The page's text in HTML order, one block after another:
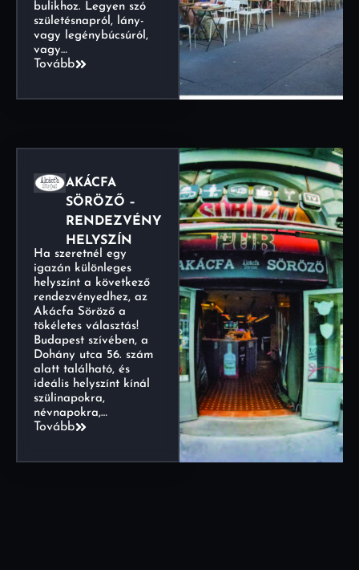
bulikhoz. Legyen szó
születésnapról, lány-
vagy legénybúcsúról,
vagy…
Tovább
AKÁCFA
SÖRÖZŐ –
RENDEZVÉNY
HELYSZÍN
Ha szeretnél egy
igazán különleges
helyszínt a következő
rendezvényedhez, az
Akácfa Söröző a
tökéletes választás!
Budapest szívében, a
Dohány utca 56. szám
alatt található, és
ideális helyszínt kínál
szülinapokra,
névnapokra,…
Tovább